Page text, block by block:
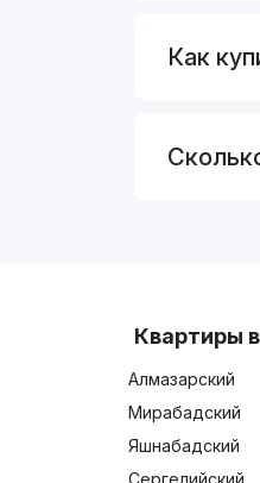
Как
Квартиры
Алмазарский
Мирабадский
Яшнабадский
Сергелийский